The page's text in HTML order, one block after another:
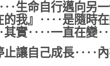
生命自行邁向另
的我』‥‥是隨
實‥‥一直在變
止讓自己成長‥‥